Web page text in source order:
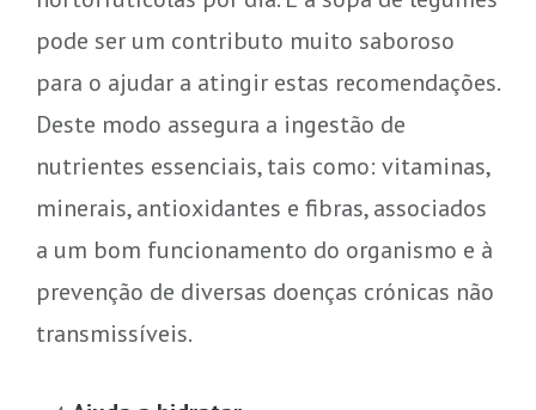
pode ser um contributo muito saboroso
para o ajudar a atingir estas recomendações.
Deste modo assegura a ingestão de
nutrientes essenciais, tais como: vitaminas,
minerais, antioxidantes e fibras, associados
a um bom funcionamento do organismo e à
prevenção de diversas doenças crónicas não
transmissíveis.